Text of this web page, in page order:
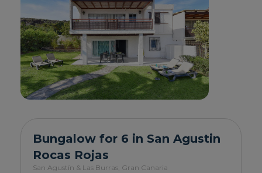
Bungalow for 6 in San Agustin
Rocas Rojas
San Agustín & Las Burras, Gran Canaria